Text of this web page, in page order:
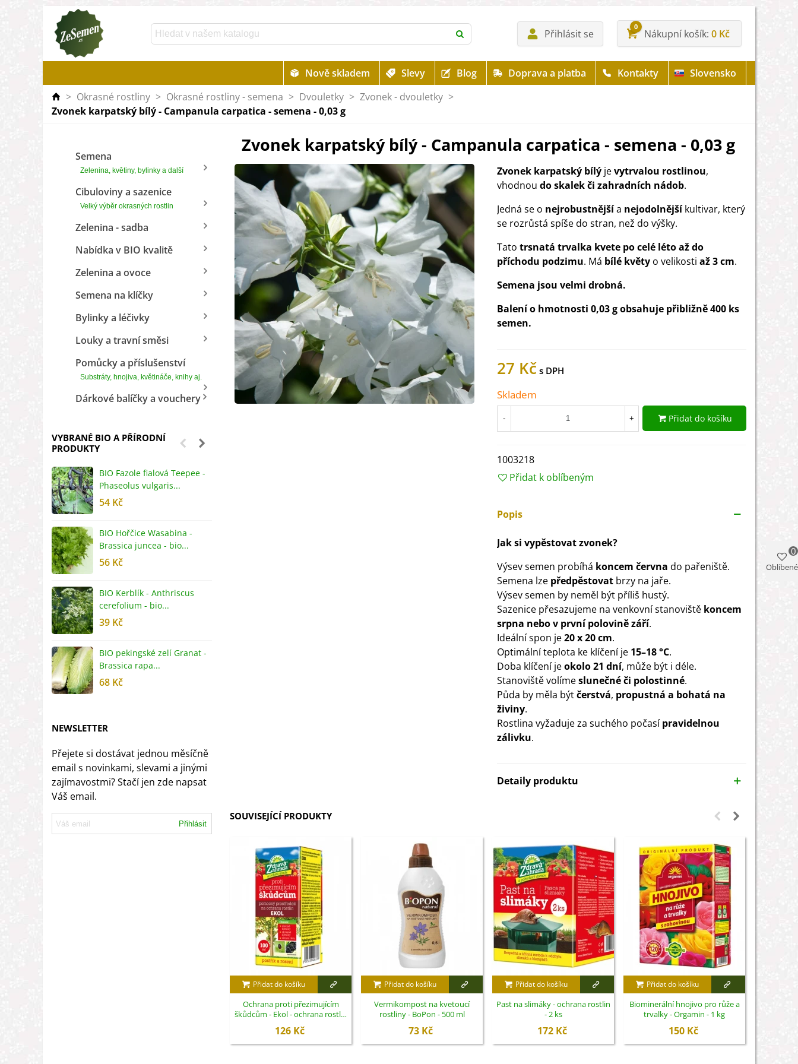
Přihlásit se
0
Nákupní košík 0 Kč
Nově skladem Slevy Blog Doprava a platba Kontakty
Slovensko
> Okrasné rostliny > Okrasné rostliny - semena > Dvouletky > Zvonek - dvouletky >
Zvonek karpatský bílý - Campanula carpatica - semena - 0,03 g
Semena
Zelenina, květiny, bylinky a další
Cibuloviny a sazenice
Velký výběr okrasných rostlin
Zelenina - sadba
Nabídka v BIO kvalitě
Zelenina a ovoce
Semena na klíčky
Bylinky a léčivky
Louky a travní směsi
Pomůcky a příslušenství
Substráty, hnojiva, květináče, knihy aj.
Dárkové balíčky a vouchery
VYBRANÉ BIO A PŘÍRODNÍ
PRODUKTY
BIO Fazole fialová Teepee -
Phaseolus vulgaris...
54 Kč
BIO Hořčice Wasabina -
Brassica juncea - bio...
56 Kč
BIO Kerblík - Anthriscus
cerefolium - bio...
39 Kč
BIO pekingské zelí Granat -
Brassica rapa...
68 Kč
NEWSLETTER
Přejete si dostávat jednou měsíčně
email s novinkami, slevami a jinými
zajímavostmi? Stačí jen zde napsat
Váš email.
Přihlásit
Zvonek karpatský bílý - Campanula carpatica - semena - 0,03 g
Zvonek karpatský bílý jevytrvalou rostlinou,
vhodnou do skalek či zahradních nádob.
Jedná se o nejrobustnějšía nejodolnějšíkultivar, který
se rozrůstá spíše do stran, než do výšky.
Tato trsnatá trvalka kvete po celé léto až do
příchodu podzimu. Má bílé květy o velikosti až 3 cm.
Semena jsou velmi drobná.
Balení o hmotnosti 0,03 g obsahuje přibližně 400 ks
semen.
27 Kč
Skladem
- + Přidat do košíku
1003218
Přidat k oblíbeným
Popis
Jak si vypěstovat zvonek?
Výsev semen probíhá koncem června do pařeniště.
Semena lze předpěstovat brzy na jaře.
Výsev semen by neměl být příliš hustý.
Sazenice přesazujeme na venkovní stanoviště koncem
srpna nebo v první polovině září.
Ideální spon je20 x 20 cm.
Optimální teplota ke klíčení je 15–18 °C.
Doba klíčení jeokolo 21 dní, může být i déle.
Stanoviště volímeslunečné či polostinné.
Půda by měla býtčerstvá, propustná a bohatá na
živiny.
Rostlina vyžaduje za suchého počasípravidelnou
zálivku.
Detaily produktu
SOUVISEJÍCÍ PRODUKTY
Přidat do košíku
Ochrana proti přezimujícím
škůdcům - Ekol - ochrana rostlin
126 Kč
Přidat do košíku
Vermikompost na kvetoucí
rostliny - BoPon - 500 ml
73 Kč
Přidat do košíku
Past na slimáky - ochrana rostlin
- 2 ks
172 Kč
Přidat do košíku
Biominerální hnojivo pro růže a
trvalky - Orgamin - 1 kg
150 Kč
Oblíbené
0